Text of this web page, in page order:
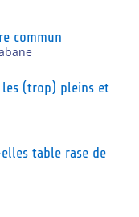
commun
(trop) pleins et
table rase de